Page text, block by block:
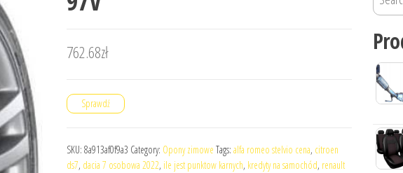
762.68zł
Sprawdź
SKU: 8a913af0f9a3 Category: Opony zimowe Tags: alfa romeo stelvio cena, citroen
ds7, dacia 7 osobowa 2022, ile jest punktow karnych, kredyty na samochód, renault